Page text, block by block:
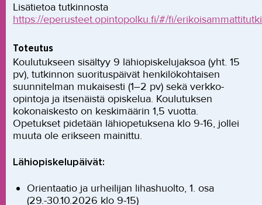
Lisätietoa tutkinnosta
https://eperusteet.opintopolku.fi/#/fi/
Toteutus
Koulutukseen sisältyy 9 lähiopiskelujaksoa (yht. 15
pv), tutkinnon suorituspäivät henkilökohtaisen
suunnitelman mukaisesti (1–2 pv) sekä verkko-
opintoja ja itsenäistä opiskelua. Koulutuksen
kokonaiskesto on keskimäärin 1,5 vuotta.
Opetukset pidetään lähiopetuksena klo 9-16, jollei
muuta ole erikseen mainittu.
Lähiopiskelupäivät:
Orientaatio ja urheilijan lihashuolto, 1. osa
(29.-30.10.2026 klo 9-15)